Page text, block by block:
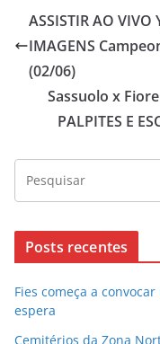
ASSISTIR AO
IMAGENS
(02/06)
Sassuolo x
PALPITES E
Posts recentes
Fies começa a
espera
Cemitérios da Zona